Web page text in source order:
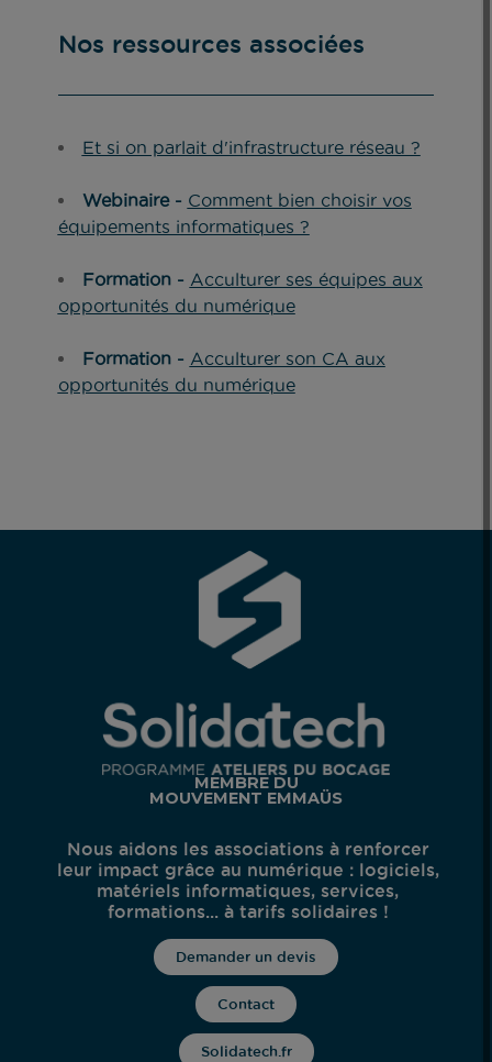
Nos ressources associées
Et si on parlait d'infrastructure réseau ?
Webinaire - Comment bien choisir vos
équipements informatiques ?
Formation - Acculturer ses équipes aux
opportunités du numérique
Formation - Acculturer son CA aux
opportunités du numérique
MEMBRE DU
MOUVEMENT EMMAÜS
Nous aidons les associations à renforcer
leur impact grâce au numérique : logiciels,
matériels informatiques, services,
formations... à tarifs solidaires !
Demander un devis
Contact
Solidatech.fr